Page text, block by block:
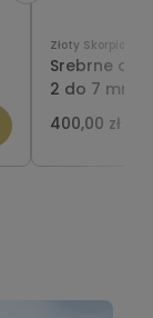
Złoty Skorpion
Srebrne
2 do 7 mm-
pozłacane
400,00 zł